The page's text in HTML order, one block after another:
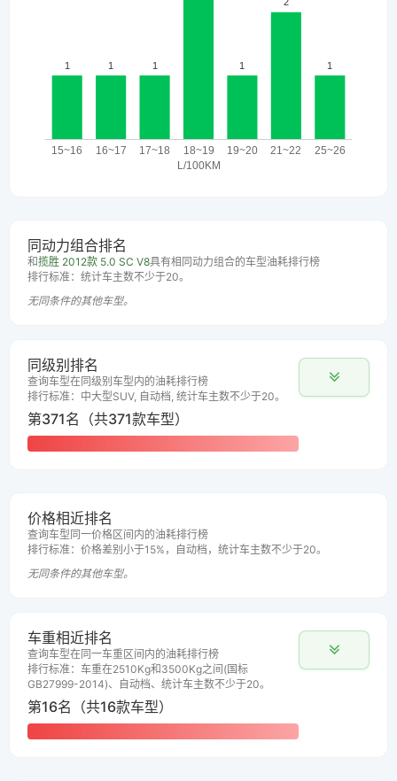
同动力组合排名
和揽胜 2012款 5.0 SC V8具有相同动力组合的车型油耗排行榜
排行标准：统计车主数不少于20。
无同条件的其他车型。
同级别排名
查询车型在同级别车型内的油耗排行榜
排行标准：中大型SUV, 自动档, 统计车主数不少于20。
第371名（共371款车型）
价格相近排名
查询车型同一价格区间内的油耗排行榜
排行标准：价格差别小于15%，自动档，统计车主数不少于20。
无同条件的其他车型。
车重相近排名
查询车型在同一车重区间内的油耗排行榜
排行标准：车重在2510Kg和3500Kg之间(国标
GB27999-2014)、自动档、统计车主数不少于20。
第16名（共16款车型）